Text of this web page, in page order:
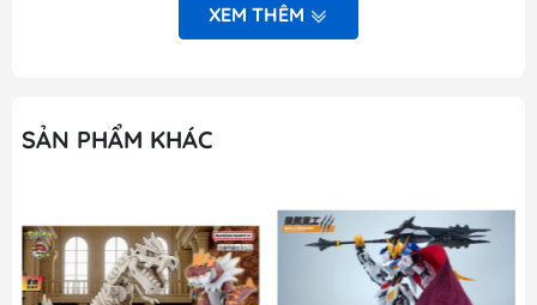
được gọi là part (bộ phận), khi lắp ráp các part lại với
nhau sẽ được mô hình hoàn chỉnh. Các mảnh nhựa rời
phụ kiện liên quan, một tập sách nhỏ (manual) bên
trong giới thiệu sơ lược về mẫu Gundam trong hộp và
o Dòng gundam với các chi tiết hoàn hảo.
o Các khớp cử động linh hoạt theo ý muốn.
o Người chơi sẽ thỏa sức sáng tạo và đam mê.
XEM THÊM
SẢN PHẨM KHÁC